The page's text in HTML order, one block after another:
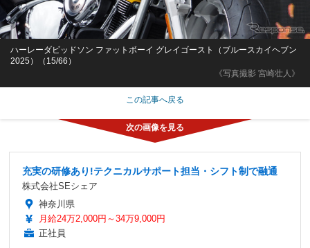
《写真撮影 宮崎壮人》
ハーレーダビッドソン ファットボーイ グレイゴースト（ブルースカイヘブン
2025）（15/66）
この記事へ戻る
充実の研修あり!テクニカルサポート担当・シフト制で融通
株式会社SEシェア
神奈川県
月給24万2,000円～34万9,000円
正社員